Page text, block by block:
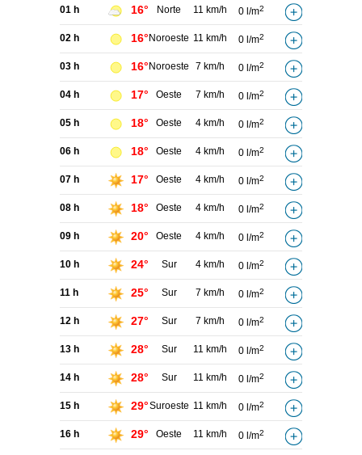
01 h 16° Norte 11 km/h 0 l/m2
02 h 16° Noroeste 11 km/h 0 l/m2
03 h 16° Noroeste 7 km/h 0 l/m2
04 h 17° Oeste 7 km/h 0 l/m2
05 h 18° Oeste 4 km/h 0 l/m2
06 h 18° Oeste 4 km/h 0 l/m2
07 h 17° Oeste 4 km/h 0 l/m2
08 h 18° Oeste 4 km/h 0 l/m2
09 h 20° Oeste 4 km/h 0 l/m2
10 h 24° Sur 4 km/h 0 l/m2
11 h 25° Sur 7 km/h 0 l/m2
12 h 27° Sur 7 km/h 0 l/m2
13 h 28° Sur 11 km/h 0 l/m2
14 h 28° Sur 11 km/h 0 l/m2
15 h 29°Suroeste 11 km/h 0 l/m2
16 h 29° Oeste 11 km/h 0 l/m2